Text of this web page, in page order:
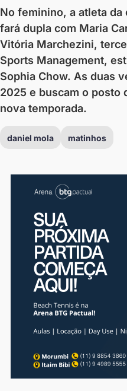
No feminino, a atleta da
fará dupla com Maria
Vitória Marchezini,
Sports Management,
Sophia Chow. As duas
2025 e buscam o posto
nova temporada.
daniel mola matinhos